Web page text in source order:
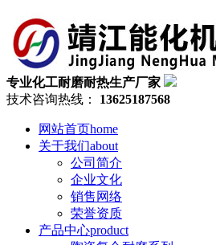
专业化工耐磨耐热生产厂家
技术咨询热线：
13625187568
网站首页home
关于我们about
公司简介
企业文化
销售网络
荣誉资质
产品中心product